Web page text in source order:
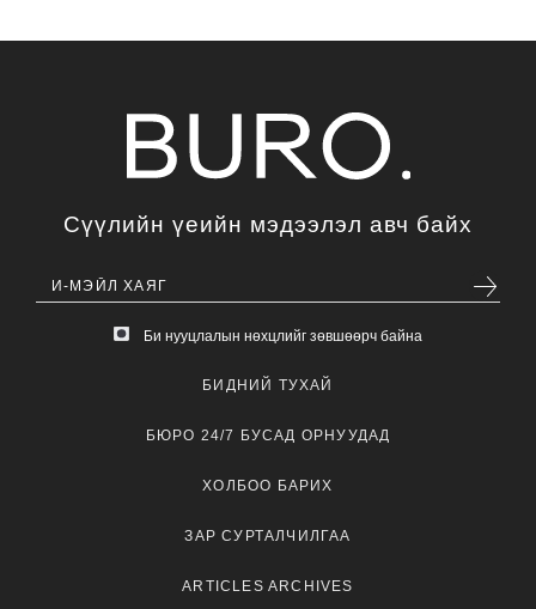
Сүүлийн үеийн мэдээлэл авч байх
Би нууцлалын нөхцлийг зөвшөөрч байна
БИДНИЙ ТУХАЙ
БЮРО 24/7 БУСАД ОРНУУДАД
ХОЛБОО БАРИХ
ЗАР СУРТАЛЧИЛГАА
ARTICLES ARCHIVES